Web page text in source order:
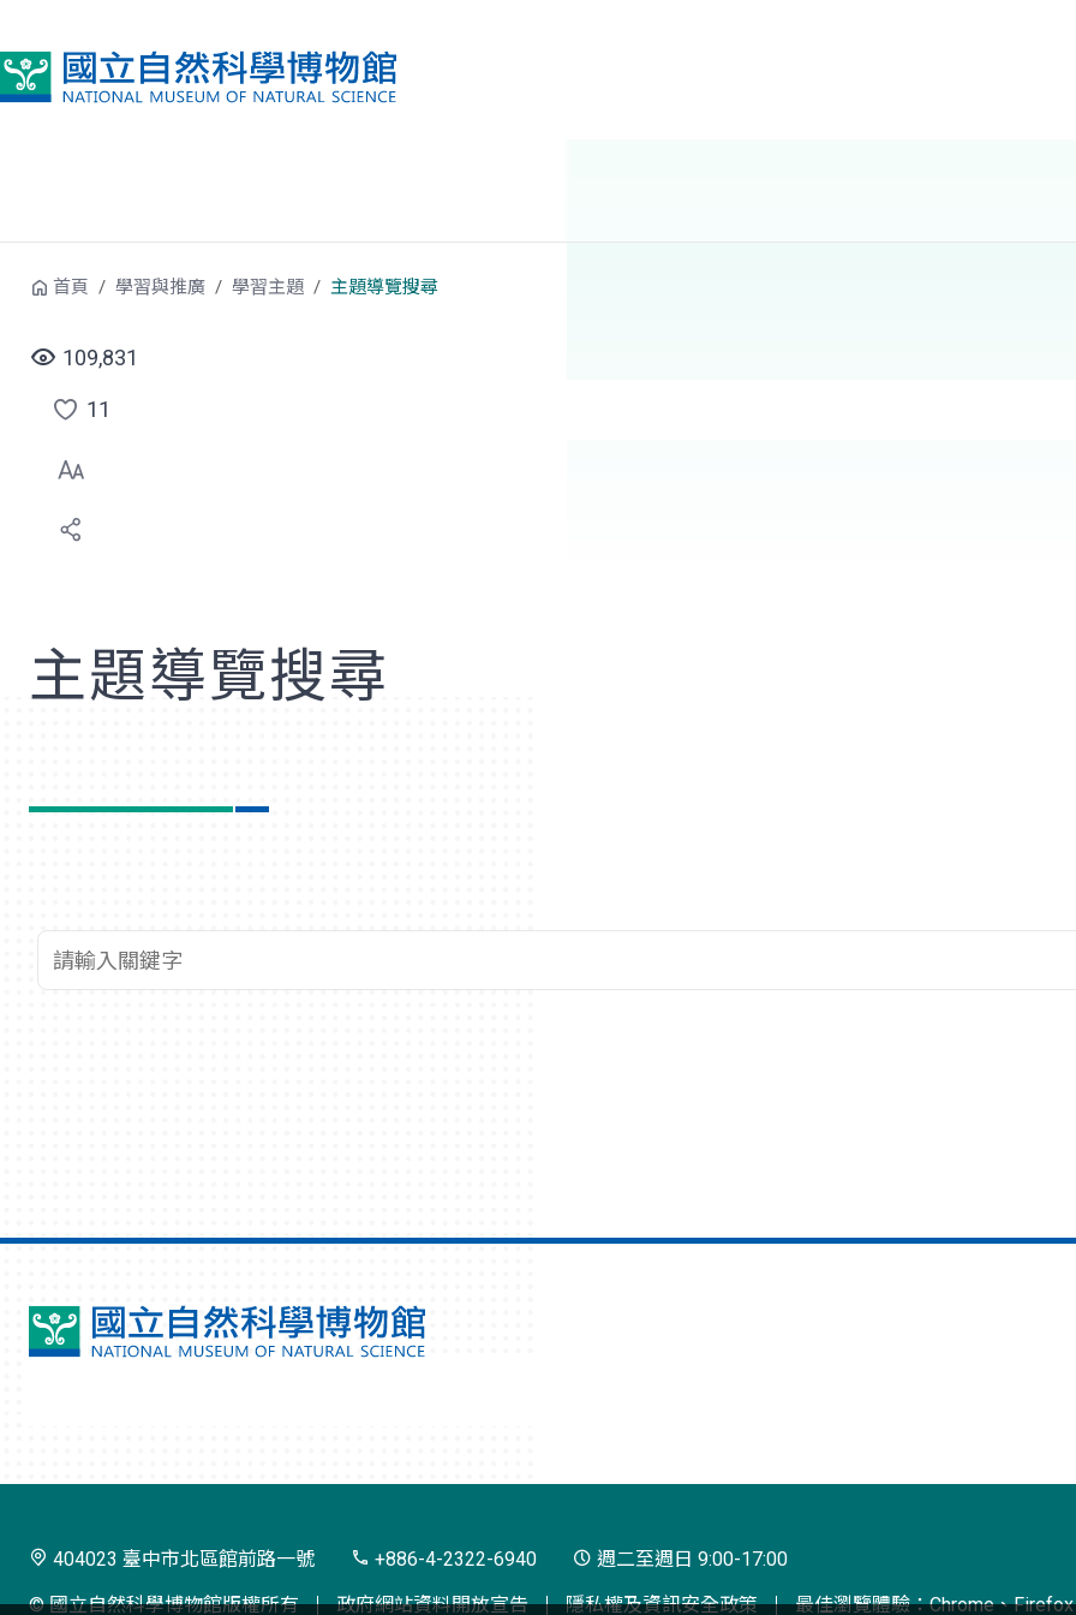
首頁 學習與推廣 學習主題 主題導覽搜尋
109,831
點
選
喜
11
主題導覽搜尋
查詢關鍵字
國
404023 臺中市北區館前路一號 +886-4-2322-6940
週二至週日 9:00-17:00
© 國立自然科學博物館版權所有
政府網站資料開放宣告 隱私權及資訊安全政策 最佳瀏覽體驗：Chrome、